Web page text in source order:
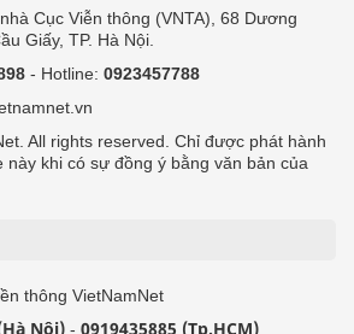
Cục Viễn thông (VNTA), 68 Dương
Giấy, TP. Hà Nội.
- Hotline: 0923457788
All rights reserved. Chỉ được phát hành
này khi có sự đồng ý bằng văn bản của
thông VietNamNet
Nội) - 0919435885 (Tp.HCM)